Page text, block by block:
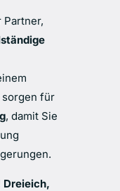
Partner,
für
, damit Sie
Dreieich,